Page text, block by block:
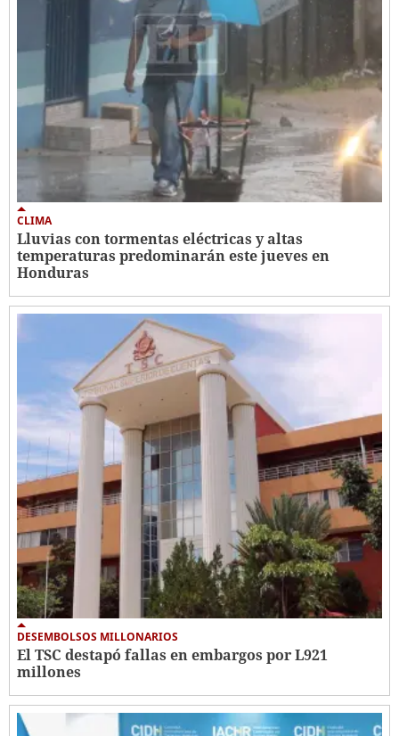
CLIMA
Lluvias con tormentas eléctricas y altas
temperaturas predominarán este jueves en
Honduras
DESEMBOLSOS MILLONARIOS
El TSC destapó fallas en embargos por L921
millones